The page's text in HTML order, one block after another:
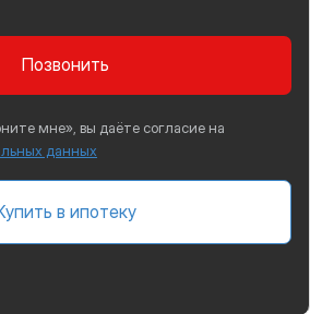
Позвонить
мне», вы даёте согласие на
данных
в ипотеку